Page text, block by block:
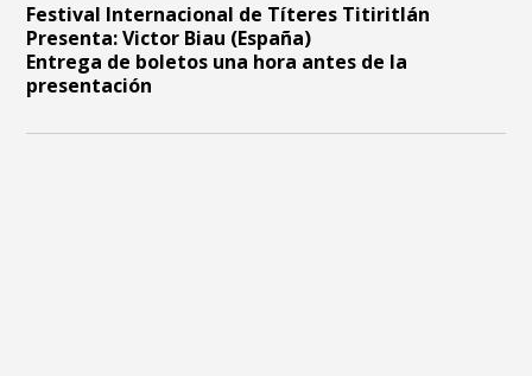
Festival Internacional de Títeres Titiritlán
Presenta: Victor Biau (España)
Entrega de boletos una hora antes de la
presentación